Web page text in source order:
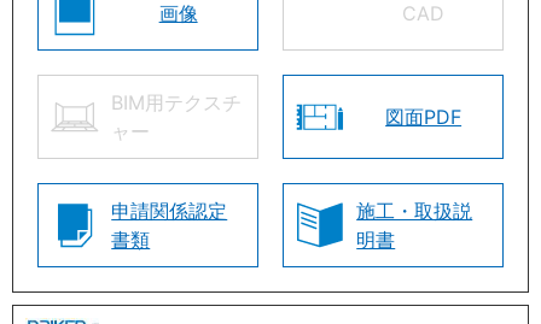
画像 CAD
BIM用テクスチ
ャー
図面PDF
申請関係認定
書類
施工・取扱説
明書